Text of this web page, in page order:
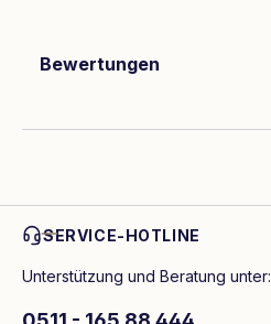
Bewertungen
SERVICE-HOTLINE
Unterstützung und Beratung unter: